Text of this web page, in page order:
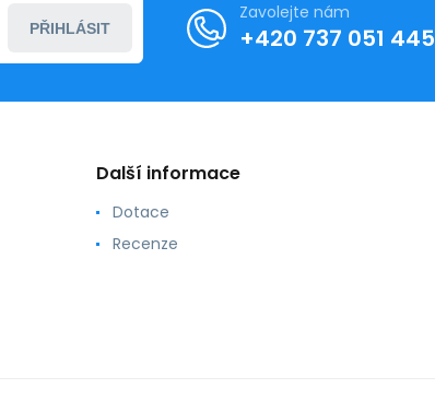
PŘIHLÁSIT
Zavolejte nám
+420 737 051 445
Další informace
Dotace
Recenze